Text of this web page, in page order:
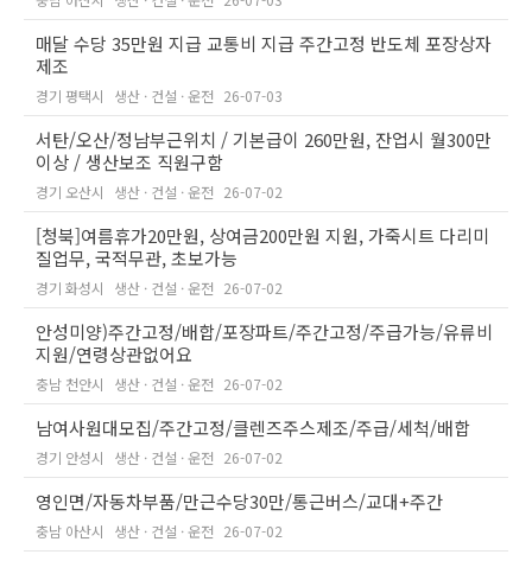
매달 수당 35만원 지급 교통비 지급 주간고정 반도체 포장상자
제조
경기 평택시 생산 · 건설 · 운전 26-07-03
서탄/오산/정남부근위치 / 기본급이 260만원, 잔업시 월300만
이상 / 생산보조 직원구함
경기 오산시 생산 · 건설 · 운전 26-07-02
[청북]여름휴가20만원, 상여금200만원 지원, 가죽시트 다리미
질업무, 국적무관, 초보가능
경기 화성시 생산 · 건설 · 운전 26-07-02
안성미양)주간고정/배합/포장파트/주간고정/주급가능/유류비
지원/연령상관없어요
충남 천안시 생산 · 건설 · 운전 26-07-02
남여사원대모집/주간고정/클렌즈주스제조/주급/세척/배합
경기 안성시 생산 · 건설 · 운전 26-07-02
영인면/자동차부품/만근수당30만/통근버스/교대+주간
충남 아산시 생산 · 건설 · 운전 26-07-02